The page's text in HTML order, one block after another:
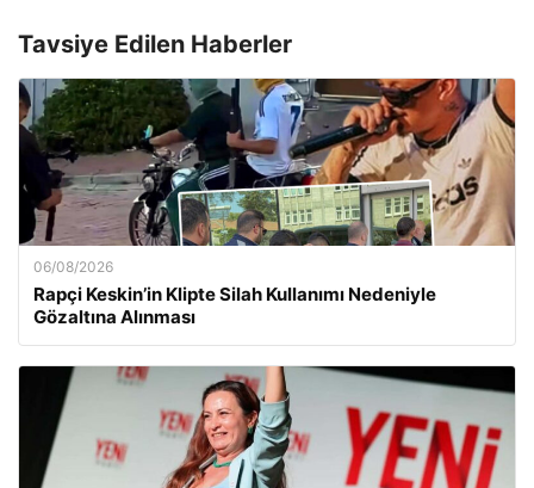
Tavsiye Edilen Haberler
06/08/2026
Rapçi Keskin’in Klipte Silah Kullanımı Nedeniyle
Gözaltına Alınması